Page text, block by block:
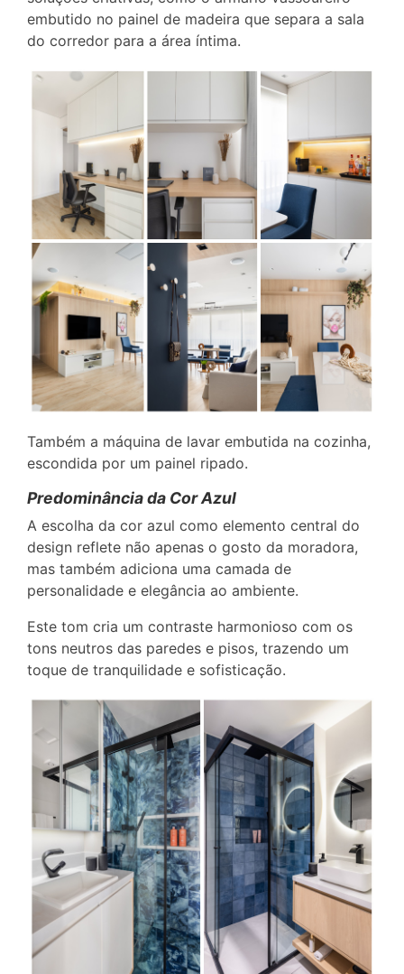
embutido no painel de madeira que separa a sala
do corredor para a área íntima.
Também a máquina de lavar embutida na cozinha,
escondida por um painel ripado.
Predominância da Cor Azul
A escolha da cor azul como elemento central do
design reflete não apenas o gosto da moradora,
mas também adiciona uma camada de
personalidade e elegância ao ambiente.
Este tom cria um contraste harmonioso com os
tons neutros das paredes e pisos, trazendo um
toque de tranquilidade e sofisticação.